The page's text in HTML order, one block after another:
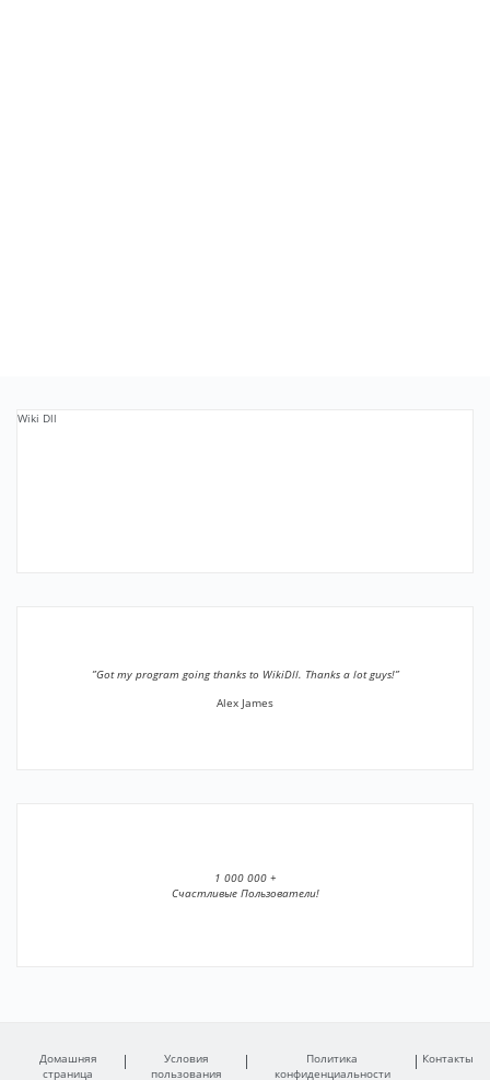
Wiki Dll
”Got my program going thanks to WikiDll. Thanks a lot guys!”
Alex James
1 000 000 +
Счастливые Пользователи!
Домашняя
страница
Условия
пользования
Политика
конфиденциальности
Контакты